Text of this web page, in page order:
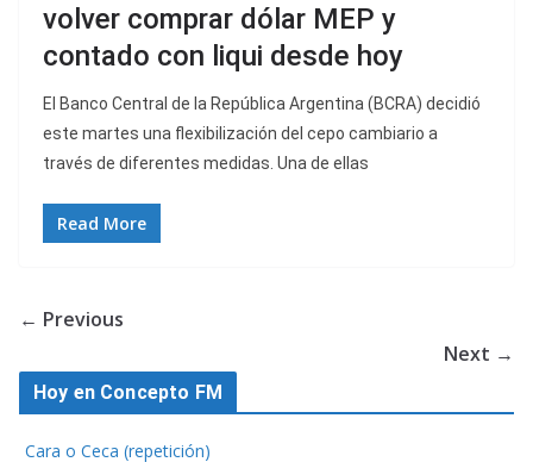
volver comprar dólar MEP y
contado con liqui desde hoy
El Banco Central de la República Argentina (BCRA) decidió
este martes una flexibilización del cepo cambiario a
través de diferentes medidas. Una de ellas
Read More
← Previous
Next →
Hoy en Concepto FM
Cara o Ceca (repetición)